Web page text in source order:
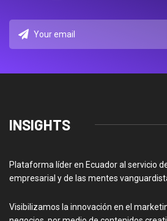
INSIGHTS
Plataforma líder en Ecuador al servicio
empresarial y de las mentes
Visibilizamos la innovación en el